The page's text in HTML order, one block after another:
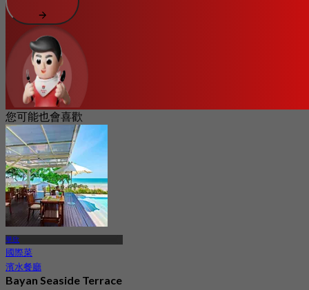
您可能也會喜歡
華欣
國際菜
濱水餐廳
Bayan Seaside Terrace